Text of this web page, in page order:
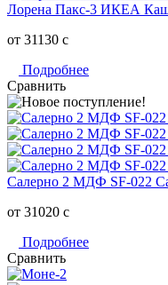
Лорена Пакс-3 ИКЕА
от 31130 c
Подробнее
Сравнить
Салерно 2 МДФ SF-022
от 31020 c
Подробнее
Сравнить